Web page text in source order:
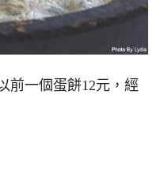
前一個蛋餅12元，經